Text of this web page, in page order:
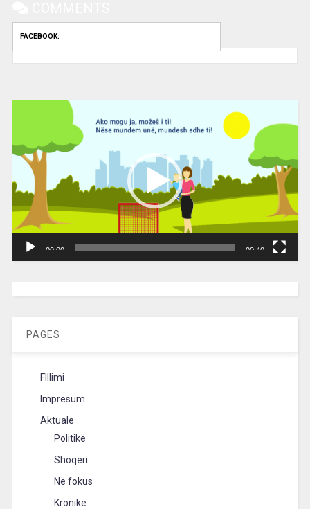
FACEBOOK:
00:00 00:40
PAGES
FIllimi
Impresum
Aktuale
Politikë
Shoqëri
Në fokus
Kronikë